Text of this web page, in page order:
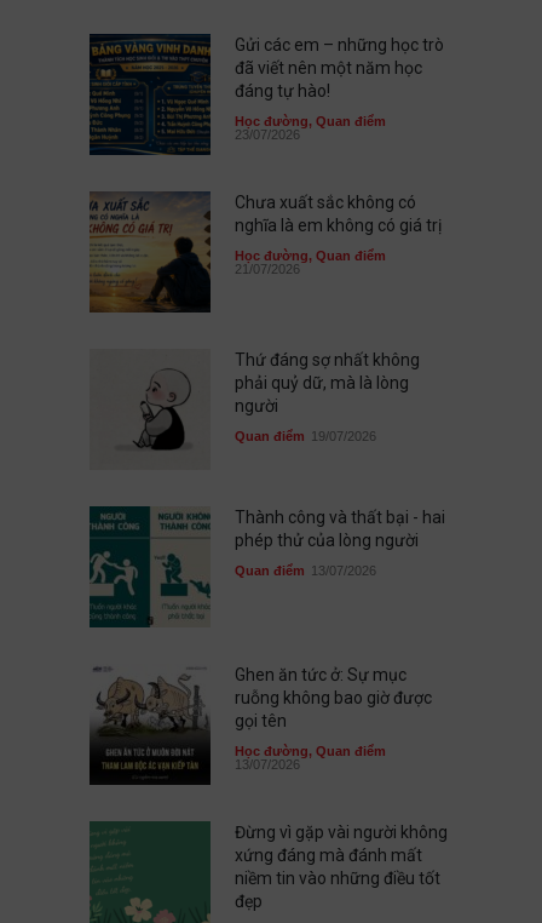
Gửi các em – những học trò
đã viết nên một năm học
đáng tự hào!
Học đường, Quan điểm
23/07/2026
Chưa xuất sắc không có
nghĩa là em không có giá trị
Học đường, Quan điểm
21/07/2026
Thứ đáng sợ nhất không
phải quỷ dữ, mà là lòng
người
Quan điểm 19/07/2026
Thành công và thất bại - hai
phép thử của lòng người
Quan điểm 13/07/2026
Ghen ăn tức ở: Sự mục
ruỗng không bao giờ được
gọi tên
Học đường, Quan điểm
13/07/2026
Đừng vì gặp vài người không
xứng đáng mà đánh mất
niềm tin vào những điều tốt
đẹp